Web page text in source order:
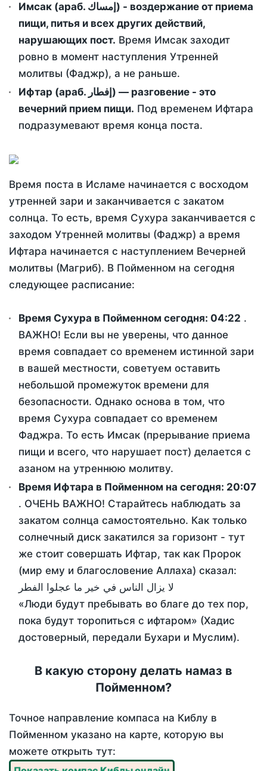
Имсак (араб. إمساك) - воздержание от приема
пищи, питья и всех других действий,
нарушающих пост. Время Имсак заходит
ровно в момент наступления Утренней
молитвы (Фаджр), а не раньше.
Ифтар (араб. إفطار) — разговение - это
вечерний прием пищи. Под временем Ифтара
подразумевают время конца поста.
Время поста в Исламе начинается с восходом
утренней зари и заканчивается с закатом
солнца. То есть, время Сухура заканчивается с
заходом Утренней молитвы (Фаджр) а время
Ифтара начинается с наступлением Вечерней
молитвы (Магриб). В Пойменном на сегодня
следующее расписание:
Время Сухура в Пойменном сегодня: 04:22 .
ВАЖНО! Если вы не уверены, что данное
время совпадает со временем истинной зари
в вашей местности, советуем оставить
небольшой промежуток времени для
безопасности. Однако основа в том, что
время Сухура совпадает со временем
Фаджра. То есть Имсак (прерывание приема
пищи и всего, что нарушает пост) делается с
азаном на утреннюю молитву.
Время Ифтара в Пойменном на сегодня: 20:07
. ОЧЕНЬ ВАЖНО! Старайтесь наблюдать за
закатом солнца самостоятельно. Как только
солнечный диск закатился за горизонт - тут
же стоит совершать Ифтар, так как Пророк
(мир ему и благословение Аллаха) сказал:
لا يزال الناس في خير ما عجلوا الفطر
«Люди будут пребывать во благе до тех пор,
пока будут торопиться с ифтаром» (Хадис
достоверный, передали Бухари и Муслим).
В какую сторону делать намаз в
Пойменном?
Точное направление компаса на Киблу в
Пойменном указано на карте, которую вы
можете открыть тут: